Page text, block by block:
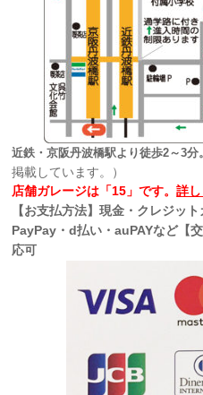
近鉄・京阪丹波橋駅より徒歩2～3分。
掲載しています。）
店舗ガレージは「15」です。詳
【お支払方法】現金・クレジッ
PayPay・d払い・auPAYなど【
応可